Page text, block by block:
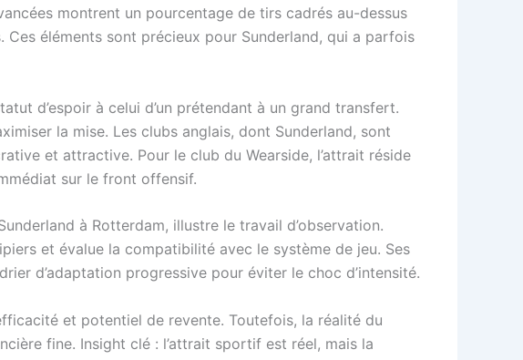
montrent un pourcentage de tirs cadrés au-dessus
Ces éléments sont précieux pour Sunderland, qui a parfois
d’espoir à celui d’un prétendant à un grand transfert.
la mise. Les clubs anglais, dont Sunderland, sont
et attractive. Pour le club du Wearside, l’attrait réside
sur le front offensif.
à Rotterdam, illustre le travail d’observation.
et évalue la compatibilité avec le système de jeu. Ses
d’adaptation progressive pour éviter le choc d’intensité.
et potentiel de revente. Toutefois, la réalité du
fine. Insight clé : l’attrait sportif est réel, mais la